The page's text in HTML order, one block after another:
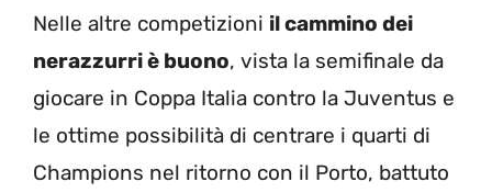
Nelle altre competizioni il cammino dei
nerazzurri è buono, vista la semifinale da
giocare in Coppa Italia contro la Juventus e
le ottime possibilità di centrare i quarti di
Champions nel ritorno con il Porto, battuto